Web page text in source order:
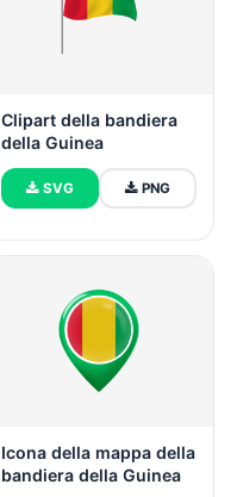
Clipart della bandiera
della Guinea
SVG PNG
Icona della mappa della
bandiera della Guinea